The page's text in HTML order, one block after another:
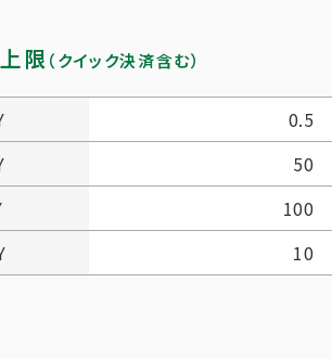
限（クイック決済含む）
0.5
50
100
10